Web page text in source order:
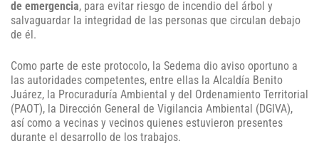
de emergencia, para evitar riesgo de incendio del árbol y
salvaguardar la integridad de las personas que circulan debajo
de él.
Como parte de este protocolo, la Sedema dio aviso oportuno a
las autoridades competentes, entre ellas la Alcaldía Benito
Juárez, la Procuraduría Ambiental y del Ordenamiento Territorial
(PAOT), la Dirección General de Vigilancia Ambiental (DGIVA),
así como a vecinas y vecinos quienes estuvieron presentes
durante el desarrollo de los trabajos.